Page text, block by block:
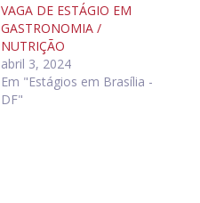
VAGA DE ESTÁGIO EM
GASTRONOMIA /
NUTRIÇÃO
abril 3, 2024
Em "Estágios em Brasília -
DF"